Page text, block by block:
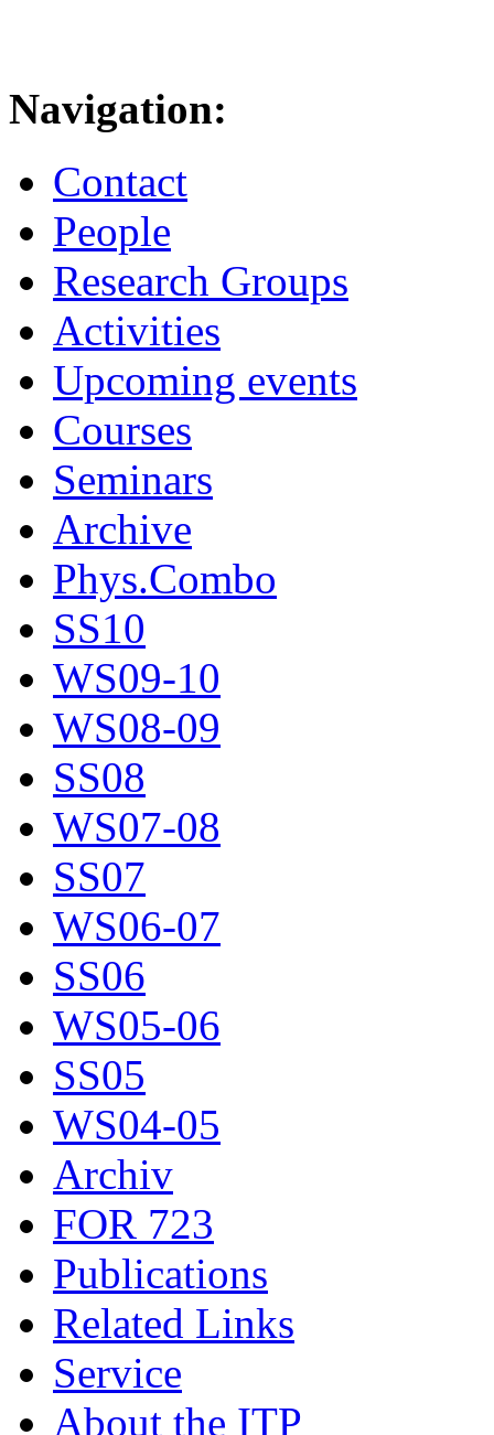
Navigation:
Contact
People
Research Groups
Activities
Upcoming events
Courses
Seminars
Archive
Phys.Combo
SS10
WS09-10
WS08-09
SS08
WS07-08
SS07
WS06-07
SS06
WS05-06
SS05
WS04-05
Archiv
FOR 723
Publications
Related Links
Service
About the ITP